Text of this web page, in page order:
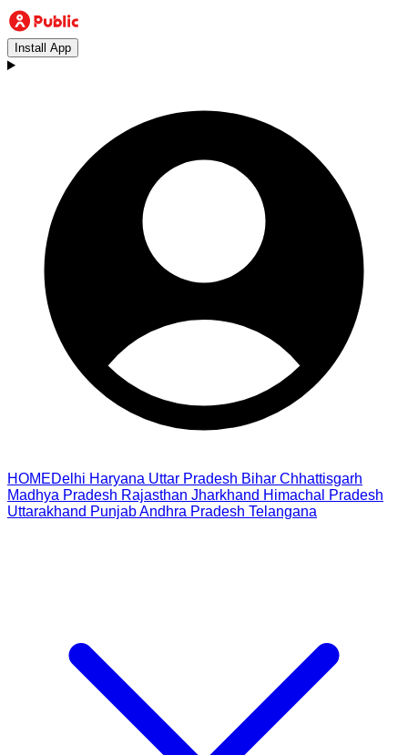
Install App
HOMEDelhi Haryana Uttar Pradesh Bihar Chhattisgarh
Madhya Pradesh Rajasthan Jharkhand Himachal Pradesh
Uttarakhand PunjabAndhra Pradesh Telangana